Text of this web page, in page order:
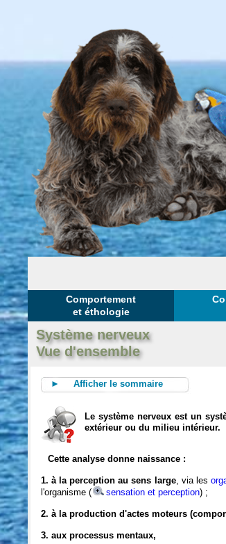
Comportement
et éthologie
Système nerveux
Vue d'ensemble
► Afficher le sommaire
Le système nerveux est un
extérieur ou du milieu intérieur.
Cette analyse donne naissance :
1. à la perception au sens large, via les
l'organisme (
sensation et perception) ;
2. à la production d'actes moteurs
3. aux processus mentaux,